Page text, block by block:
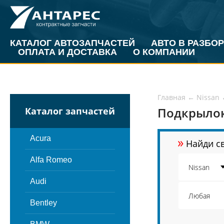
КАТАЛОГ АВТОЗАПЧАСТЕЙ
АВТО В РАЗБОР
ОПЛАТА И ДОСТАВКА
О КОМПАНИИ
Каталог запчастей
Acura
Alfa Romeo
Audi
Bentley
Главная ← Nissan
» Найди